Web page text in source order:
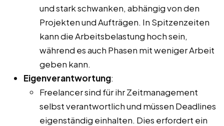
und stark schwanken, abhängig von den
Projekten und Aufträgen. In Spitzenzeiten
kann die Arbeitsbelastung hoch sein,
während es auch Phasen mit weniger Arbeit
geben kann.
Eigenverantwortung:
Freelancer sind für ihr Zeitmanagement
selbst verantwortlich und müssen Deadlines
eigenständig einhalten. Dies erfordert ein